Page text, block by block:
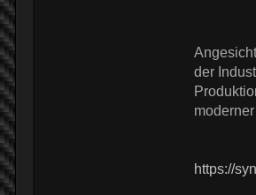
der
https://